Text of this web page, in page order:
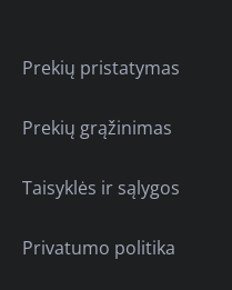
Prekių pristatymas
Prekių grąžinimas
Taisyklės ir sąlygos
Privatumo politika